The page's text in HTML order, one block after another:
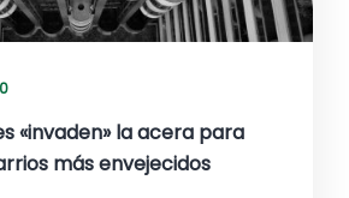
«invaden» la acera para
más envejecidos